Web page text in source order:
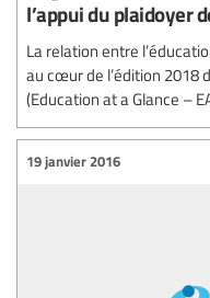
l’appui du plaidoyer
La relation entre
au cœur de l’édition 2018
(Education at a Glance –
19 janvier 2016